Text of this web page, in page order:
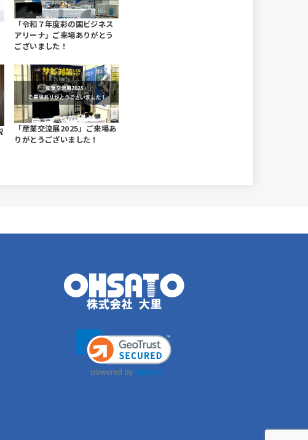
「令和７年度彩の国ビジネス
アリーナ」ご来場ありがとう
ございました！
「産業交流展2025」ご来場あ
りがとうございました！